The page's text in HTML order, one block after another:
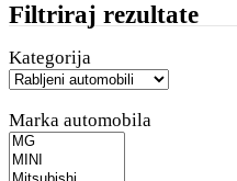
Filtriraj rezultate
Kategorija
Marka automobila